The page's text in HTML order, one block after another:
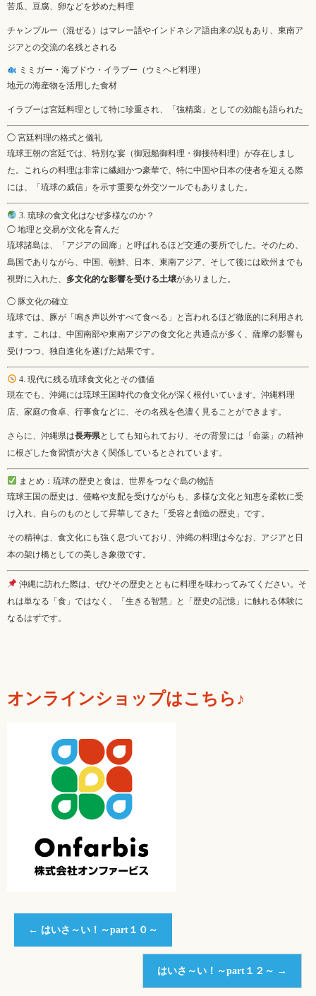
苦瓜、豆腐、卵などを炒めた料理
チャンプルー（混ぜる）はマレー語やインドネシア語由来の説もあり、東南ア
ジアとの交流の名残とされる
ミミガー・海ブドウ・イラブー（ウミヘビ料理）
地元の海産物を活用した食材
イラブーは宮廷料理として特に珍重され、「強精薬」としての効能も語られた
◯ 宮廷料理の格式と儀礼
琉球王朝の宮廷では、特別な宴（御冠船御料理・御接待料理）が存在しまし
た。これらの料理は非常に繊細かつ豪華で、特に中国や日本の使者を迎える際
には、「琉球の威信」を示す重要な外交ツールでもありました。
3. 琉球の食文化はなぜ多様なのか？
◯ 地理と交易が文化を育んだ
琉球諸島は、「アジアの回廊」と呼ばれるほど交通の要所でした。そのため、
島国でありながら、中国、朝鮮、日本、東南アジア、そして後には欧州までも
視野に入れた、 多文化的な影響を受ける土壌がありました。
◯ 豚文化の確立
琉球では、豚が「鳴き声以外すべて食べる」と言われるほど徹底的に利用され
ます。これは、中国南部や東南アジアの食文化と共通点が多く、薩摩の影響も
受けつつ、独自進化を遂げた結果です。
4. 現代に残る琉球食文化とその価値
現在でも、沖縄には琉球王国時代の食文化が深く根付いています。沖縄料理
店、家庭の食卓、行事食などに、その名残を色濃く見ることができます。
さらに、沖縄県は長寿県としても知られており、その背景には「命薬」の精神
に根ざした食習慣が大きく関係しているとされています。
まとめ：琉球の歴史と食は、世界をつなぐ島の物語
琉球王国の歴史は、侵略や支配を受けながらも、多様な文化と知恵を柔軟に受
け入れ、自らのものとして昇華してきた「受容と創造の歴史」です。
その精神は、食文化にも強く息づいており、沖縄の料理は今なお、アジアと日
本の架け橋としての美しき象徴です。
沖縄に訪れた際は、ぜひその歴史とともに料理を味わってみてください。そ
れは単なる「食」ではなく、「生きる智慧」と「歴史の記憶」に触れる体験に
なるはずです。
オンラインショップはこちら♪
← はいさ～い！～part１０～
はいさ～い！～part１２～ →